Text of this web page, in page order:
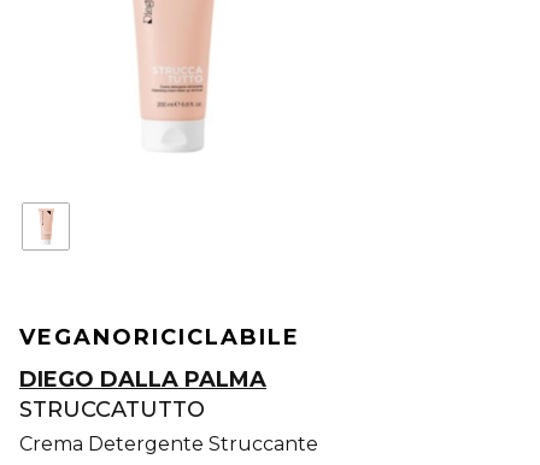
VEGANORICICLABILE
DIEGO DALLA PALMA
STRUCCATUTTO
Crema Detergente Struccante